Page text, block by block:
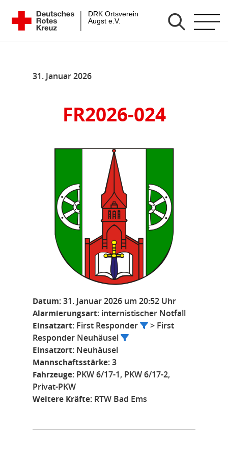
Zum
Inhalt
springen
DRK Ortsverein Augst e.V.
31. Januar 2026
FR2026-024
Datum:31. Januar 2026 um 20:52 Uhr
Alarmierungsart: internistischer Notfall
Einsatzart: First Responder
> First
Responder Neuhäusel
Einsatzort: Neuhäusel
Mannschaftsstärke:3
Fahrzeuge: PKW 6/17-1, PKW 6/17-2,
Privat-PKW
Weitere Kräfte: RTW Bad Ems